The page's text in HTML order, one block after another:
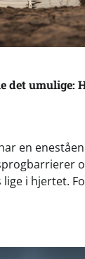
det umulige:
en
lige i hjertet.